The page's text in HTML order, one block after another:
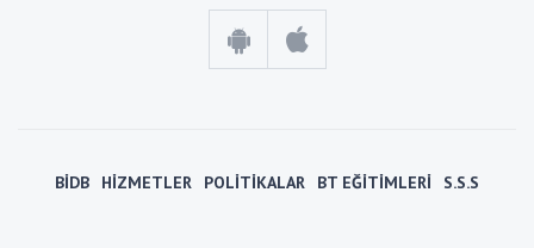
BİDB HİZMETLER POLİTİKALAR BT EĞİTİMLERİ S.S.S